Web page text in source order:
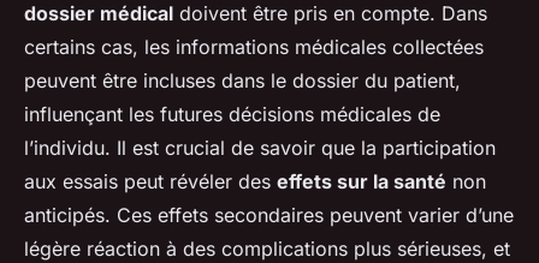
dossier médical doivent être pris en compte. Dans
certains cas, les informations médicales collectées
peuvent être incluses dans le dossier du patient,
influençant les futures décisions médicales de
l’individu. Il est crucial de savoir que la participation
aux essais peut révéler des effets sur la santé non
anticipés. Ces effets secondaires peuvent varier d’une
légère réaction à des complications plus sérieuses, et